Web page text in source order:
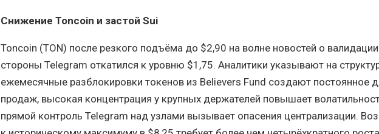
Снижение Toncoin и застой Sui
Toncoin (TON) после резкого подъёма до $2,90 на волне новостей о
стороны Telegram откатился к уровню $1,75. Аналитики указывают на
ежемесячные разблокировки токенов из Believers Fund создают постоянное
продаж, высокая концентрация у крупных держателей повышает
прямой контроль Telegram над узлами вызывает опасения централизации.